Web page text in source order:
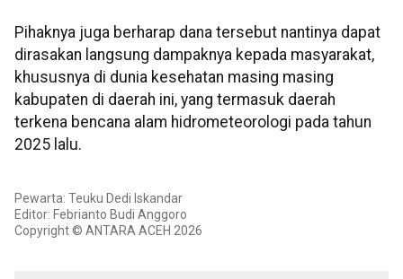
Pihaknya juga berharap dana tersebut nantinya dapat
dirasakan langsung dampaknya kepada masyarakat,
khususnya di dunia kesehatan masing masing
kabupaten di daerah ini, yang termasuk daerah
terkena bencana alam hidrometeorologi pada tahun
2025 lalu.
Pewarta: Teuku Dedi Iskandar
Editor: Febrianto Budi Anggoro
Copyright © ANTARA ACEH 2026